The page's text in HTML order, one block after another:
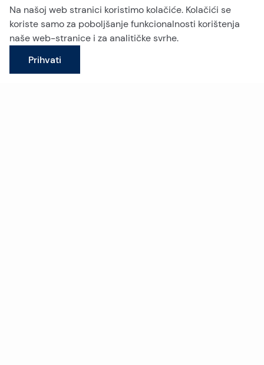
Nekretnine na prodaju u Opatiji
Vidi više
Na našoj web stranici koristimo kolačiće. Kolačići se
koriste samo za poboljšanje funkcionalnosti korištenja
naše web-stranice i za analitičke svrhe.
Prihvati